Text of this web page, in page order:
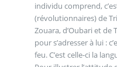
individu comprend,
(révolutionnaires) de
Zouara, d’Oubari et
pour s’adresser à lui :
feu. C’est celle-ci la